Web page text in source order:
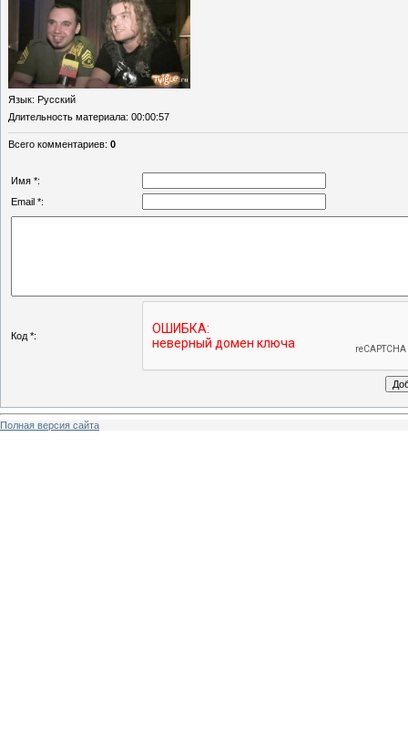
Язык: Русский
Длительность материала: 00:00:57
Всего комментариев: 0
Имя *:
Email *:
Код *:
Полная версия сайта